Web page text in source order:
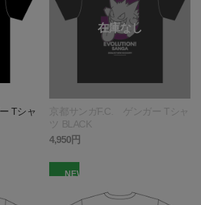
Tシャ
京都サンガF.C. ゲンガー Tシャ
ツ BLACK
4,950円
NEW